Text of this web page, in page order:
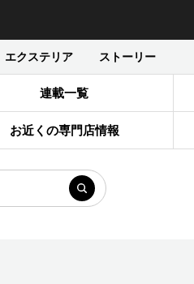
エクステリア ストーリー
連載一覧
お近くの専門店情報